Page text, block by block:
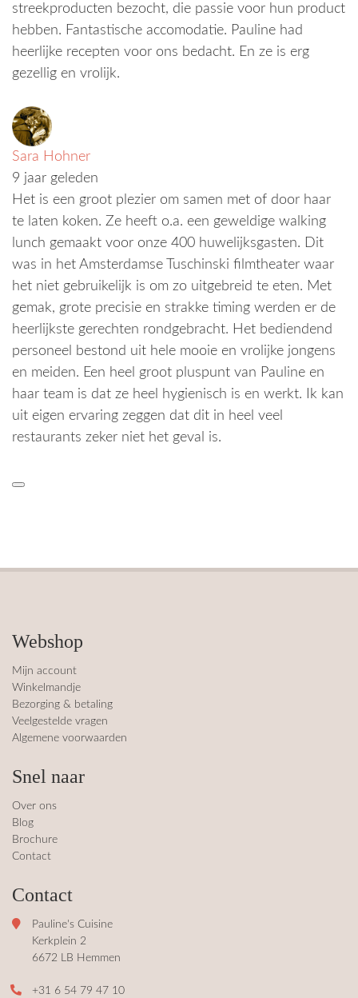
streekproducten bezocht, die passie voor hun product
hebben. Fantastische accomodatie. Pauline had
heerlijke recepten voor ons bedacht. En ze is erg
gezellig en vrolijk.
Sara Hohner
9 jaar geleden
Het is een groot plezier om samen met of door haar
te laten koken. Ze heeft o.a. een geweldige walking
lunch gemaakt voor onze 400 huwelijksgasten. Dit
was in het Amsterdamse Tuschinski filmtheater waar
het niet gebruikelijk is om zo uitgebreid te eten. Met
gemak, grote precisie en strakke timing werden er de
heerlijkste gerechten rondgebracht. Het bediendend
personeel bestond uit hele mooie en vrolijke jongens
en meiden. Een heel groot pluspunt van Pauline en
haar team is dat ze heel hygienisch is en werkt. Ik kan
uit eigen ervaring zeggen dat dit in heel veel
restaurants zeker niet het geval is.
Webshop
Mijn account
Winkelmandje
Bezorging & betaling
Veelgestelde vragen
Algemene voorwaarden
Snel naar
Over ons
Blog
Brochure
Contact
Contact
Pauline's Cuisine
Kerkplein 2
6672 LB Hemmen
+31 6 54 79 47 10